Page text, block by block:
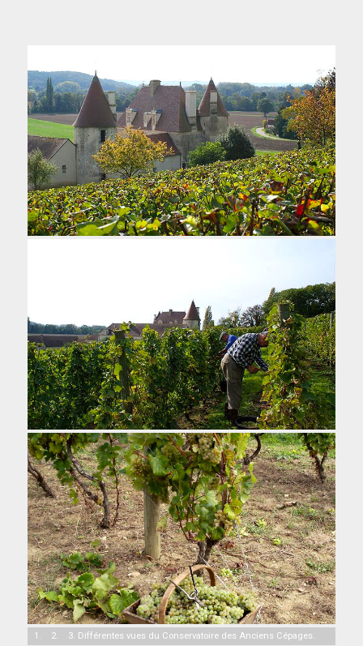
1. 2. 3. Différentes vues du Conservatoire des Anciens Cépages.